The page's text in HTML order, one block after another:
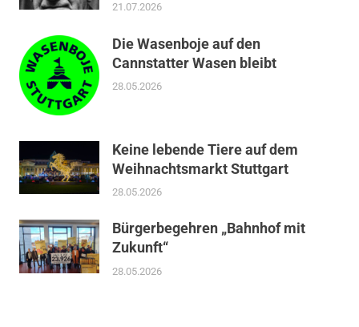
21.07.2026
Die Wasenboje auf den
Cannstatter Wasen bleibt
28.05.2026
Keine lebende Tiere auf dem
Weihnachtsmarkt Stuttgart
28.05.2026
Bürgerbegehren „Bahnhof mit
Zukunft“
28.05.2026